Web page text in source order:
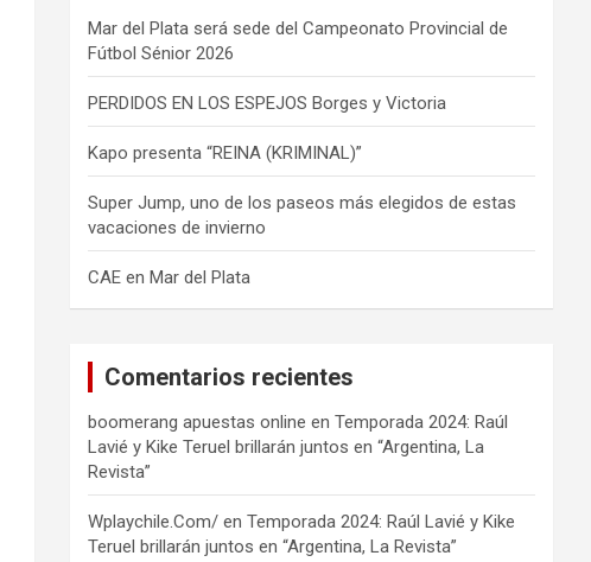
Mar del Plata será sede del Campeonato Provincial de
Fútbol Sénior 2026
PERDIDOS EN LOS ESPEJOS Borges y Victoria
Kapo presenta “REINA (KRIMINAL)”
Super Jump, uno de los paseos más elegidos de estas
vacaciones de invierno
CAE en Mar del Plata
Comentarios recientes
boomerang apuestas online enTemporada 2024: Raúl
Lavié y Kike Teruel brillarán juntos en “Argentina, La
Revista”
Wplaychile.Com/ enTemporada 2024: Raúl Lavié y Kike
Teruel brillarán juntos en “Argentina, La Revista”